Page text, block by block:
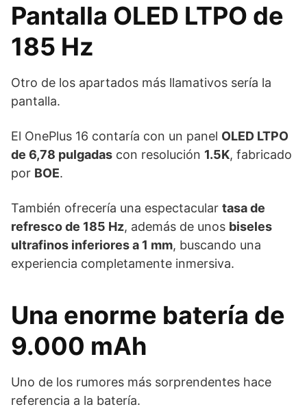
Pantalla OLED LTPO de
185 Hz
Otro de los apartados más llamativos sería la
pantalla.
El OnePlus 16 contaría con un panel OLED LTPO
de 6,78 pulgadas con resolución 1.5K, fabricado
por BOE.
También ofrecería una espectacular tasa de
refresco de 185 Hz, además de unos biseles
ultrafinos inferiores a 1 mm, buscando una
experiencia completamente inmersiva.
Una enorme batería de
9.000 mAh
Uno de los rumores más sorprendentes hace
referencia a la batería.